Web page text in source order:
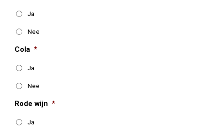
Ja
Nee
Cola *
Ja
Nee
Rode wijn *
Ja